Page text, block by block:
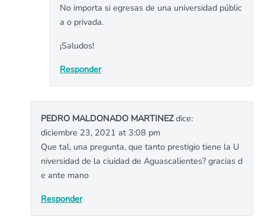
No importa si egresas de una universidad públic
a o privada.
¡Saludos!
Responder
PEDRO MALDONADO MARTINEZdice:
diciembre 23, 2021 at 3:08 pm
Que tal, una pregunta, que tanto prestigio tiene la U
niversidad de la ciuidad de Aguascalientes? gracias d
e ante mano
Responder